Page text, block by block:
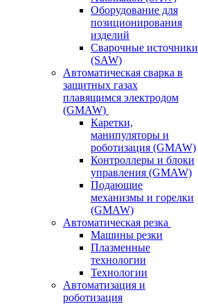
Оборудование для
позиционирования
изделий
Сварочные источники
(SAW)
Автоматическая сварка в
защитных газах
плавящимся электродом
(GMAW)
Каретки,
манипуляторы и
роботизация (GMAW)
Контроллеры и блоки
управления (GMAW)
Подающие
механизмы и горелки
(GMAW)
Автоматическая резка
Машины резки
Плазменные
технологии
Технологии
Автоматизация и
роботизация